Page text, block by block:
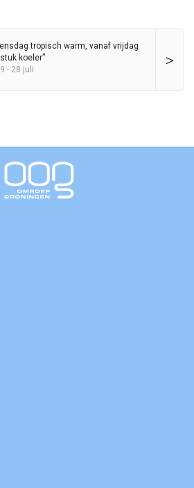
>
tropisch warm, vanaf vrijdag
koeler”
- 28 juli